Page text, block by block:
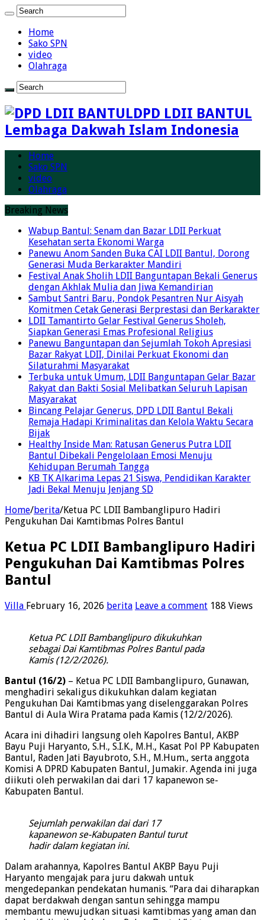
Home
Sako SPN
video
Olahraga
DPD LDII BANTUL
Lembaga Dakwah Islam Indonesia
Home
Sako SPN
video
Olahraga
Breaking News
Wabup Bantul: Senam dan Bazar LDII Perkuat
Kesehatan serta Ekonomi Warga
Panewu Anom Sanden Buka CAI LDII Bantul, Dorong
Generasi Muda Berkarakter Mandiri
Festival Anak Sholih LDII Banguntapan Bekali Generus
dengan Akhlak Mulia dan Jiwa Kemandirian
Sambut Santri Baru, Pondok Pesantren Nur Aisyah
Komitmen Cetak Generasi Berprestasi dan Berkarakter
LDII Tamantirto Gelar Festival Generus Sholeh,
Siapkan Generasi Emas Profesional Religius
Panewu Banguntapan dan Sejumlah Tokoh Apresiasi
Bazar Rakyat LDII, Dinilai Perkuat Ekonomi dan
Silaturahmi Masyarakat
Terbuka untuk Umum, LDII Banguntapan Gelar Bazar
Rakyat dan Bakti Sosial Melibatkan Seluruh Lapisan
Masyarakat
Bincang Pelajar Generus, DPD LDII Bantul Bekali
Remaja Hadapi Kriminalitas dan Kelola Waktu Secara
Bijak
Healthy Inside Man: Ratusan Generus Putra LDII
Bantul Dibekali Pengelolaan Emosi Menuju
Kehidupan Berumah Tangga
KB TK Alkarima Lepas 21 Siswa, Pendidikan Karakter
Jadi Bekal Menuju Jenjang SD
Home/berita/Ketua PC LDII Bambanglipuro Hadiri
Pengukuhan Dai Kamtibmas Polres Bantul
Ketua PC LDII Bambanglipuro Hadiri
Pengukuhan Dai Kamtibmas Polres
Bantul
Villa February 16, 2026 berita Leave a comment 188 Views
Ketua PC LDII Bambanglipuro dikukuhkan
sebagai Dai Kamtibmas Polres Bantul pada
Kamis (12/2/2026).
Bantul (16/2) – Ketua PC LDII Bambanglipuro, Gunawan,
menghadiri sekaligus dikukuhkan dalam kegiatan
Pengukuhan Dai Kamtibmas yang diselenggarakan Polres
Bantul di Aula Wira Pratama pada Kamis (12/2/2026).
Acara ini dihadiri langsung oleh Kapolres Bantul, AKBP
Bayu Puji Haryanto, S.H., S.I.K., M.H., Kasat Pol PP Kabupaten
Bantul, Raden Jati Bayubroto, S.H., M.Hum., serta anggota
Komisi A DPRD Kabupaten Bantul, Jumakir. Agenda ini juga
diikuti oleh perwakilan dai dari 17 kapanewon se-
Kabupaten Bantul.
Sejumlah perwakilan dai dari 17
kapanewon se-Kabupaten Bantul turut
hadir dalam kegiatan ini.
Dalam arahannya, Kapolres Bantul AKBP Bayu Puji
Haryanto mengajak para juru dakwah untuk
mengedepankan pendekatan humanis. “Para dai diharapkan
dapat berdakwah dengan santun sehingga mampu
membantu mewujudkan situasi kamtibmas yang aman dan